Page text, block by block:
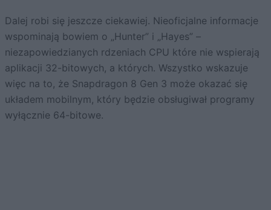
Dalej robi się jeszcze ciekawiej. Nieoficjalne informacje
wspominają bowiem o „Hunter” i „Hayes” –
niezapowiedzianych rdzeniach CPU które nie wspierają
aplikacji 32-bitowych, a których. Wszystko wskazuje
więc na to, że Snapdragon 8 Gen 3 może okazać się
układem mobilnym, który będzie obsługiwał programy
wyłącznie 64-bitowe.